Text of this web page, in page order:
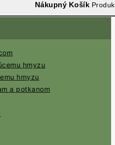
Nákupný Košík
hmyzu
hmyzu
a potkanom